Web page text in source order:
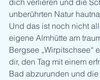
dich verlieren und die
unberührten Natur
Und das ist noch nicht
eigene Almhütte am
Bergsee „Wirpitschsee“
dir, den Tag mit einem
Bad abzurunden und